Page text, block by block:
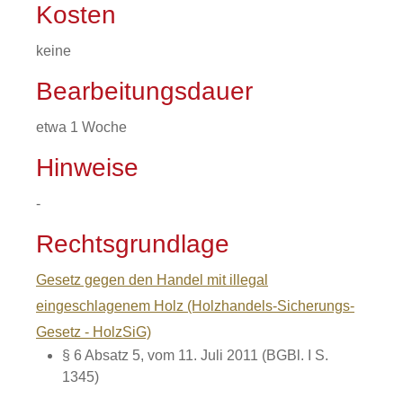
Kosten
keine
Bearbeitungsdauer
etwa 1 Woche
Hinweise
-
Rechtsgrundlage
Gesetz gegen den Handel mit illegal
eingeschlagenem Holz (Holzhandels-Sicherungs-
Gesetz - HolzSiG)
§ 6 Absatz 5, vom 11. Juli 2011 (BGBl. I S.
1345)